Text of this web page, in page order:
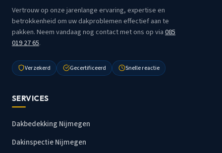
Vertrouw op onze jarenlange ervaring, expertise en
betrokkenheid om uw dakproblemen effectief aan te
pakken. Neem vandaag nog contact met ons op via085
019 27 65.
Verzekerd Gecertificeerd Snelle reactie
SERVICES
Dakbedekking Nijmegen
Dakinspectie Nijmegen